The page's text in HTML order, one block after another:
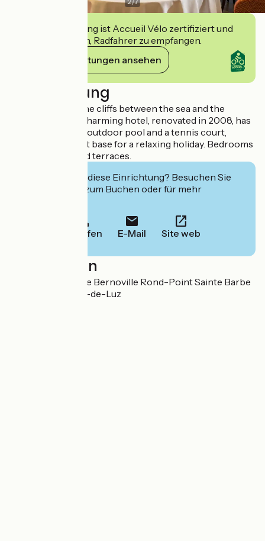
Diese Einrichtung ist Accueil Vélo zertifiziert und
verpflichtet sich, Radfahrer zu empfangen.
Ihre Verpflichtungen ansehen
Beschreibung
Magical spot on the cliffs between the sea and the
mountains. This charming hotel, renovated in 2008, has
gardens, a heated outdoor pool and a tennis court,
making it a perfect base for a relaxing holiday. Bedrooms
with balconies and terraces.
Interessiert Sie diese Einrichtung? Besuchen Sie
deren Website zum Buchen oder für mehr
Anrufen E-Mail Site web
Localisation
1 avenue Gaëtan de Bernoville Rond-Point Sainte Barbe
64500 Saint-Jean-de-Luz